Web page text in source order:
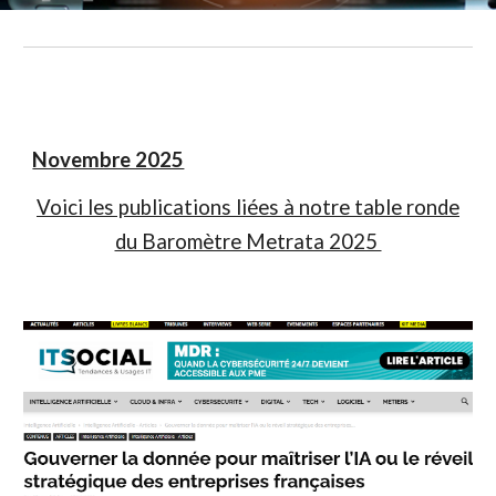
Novembre 2025
Voici les publications liées à notre table ronde
du Baromètre Metrata 2025